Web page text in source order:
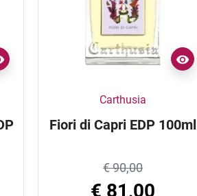
Carthusia
Fiori di Capri EDP 100ml
€ 90,00
€ 81,00